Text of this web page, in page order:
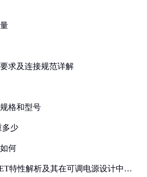
求及连接规范详解
格和型号
多少
何
特性解析及其在可调电源设计中的